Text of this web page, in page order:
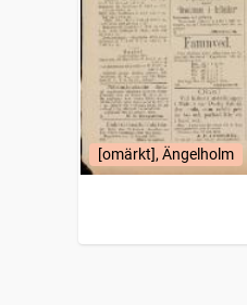
[omärkt], Ängelholm